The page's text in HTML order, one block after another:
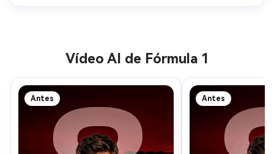
de motorsport, movimiento dinámico, alto detalle,
Vídeo AI de Fórmula 1
Antes Antes